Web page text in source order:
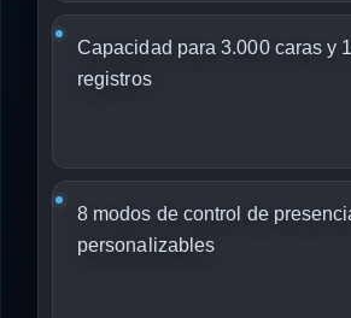
Capacidad para 3.000 caras y
registros
8 modos de control de
personalizables